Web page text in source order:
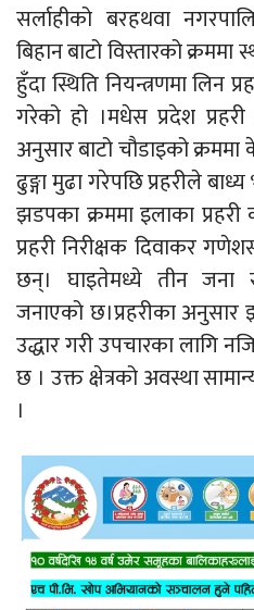
सर्लाहीको बरहथवा
बिहान बाटो विस्तारको क्रममा
हुँदा स्थिति नियन्त्रणमा लिन
गरेको हो ।मधेस प्रदेश प्रहरी
अनुसार बाटो चौडाइको
ढुङ्गा मुढा गरेपछि प्रहरीले
झडपका क्रममा इलाका प्रहरी
प्रहरी निरीक्षक दिवाकर
छन्। घाइतेमध्ये तीन जना
जनाएको छ।प्रहरीका
उद्धार गरी उपचारका लागि
छ । उक्त क्षेत्रको अवस्था
।